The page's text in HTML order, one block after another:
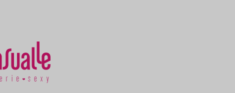
a vida útil da sua calcinha:
uso. Massageie as tramas suavemente, sem esfregar com força excessiva
extremas. O contato direto com superfícies quentes derrete o tecido